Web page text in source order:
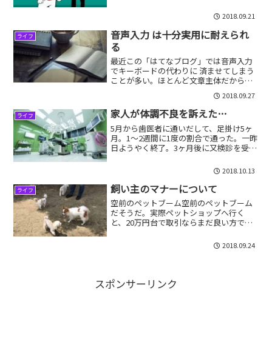
内で走ることです。少し自重して休めば
良かったものの、「サブ4」の記録が途絶
えたことが、悔しく...
2018.09.21
ライフ
音声入力 は十分実用に耐えられ
る
最近この「はてなブログ」では音声入力
でキーボードの代わりに 済ませてしまう
ことが多い。ほとんど文章主体だから。
そしてこれが結構役立ちます。 2018.09.27
ライフ 家人が体調不良を訴えた…
5月から歯医者に通いだして、足掛け5ヶ
月。1〜2週間に1度の割合で通った。一昨
日ようやく終了。3ヶ月後に又検診を受け
た。しかし最近家人が体調不良を訴える
様になった。何でも食事の時、胸がつか
える感じがあるらし...
2018.10.13
ライフ 飼い主のマナーについて
空前のペットブーム空前のペットブーム
だそうだ。実際ペットショップへ行く
と、20万円台で取引ならまだ良い方で、
の自動車市場並みやね苦（笑）実際私達
夫婦も去年の暮れにペットショップで購
2018.09.24
スポンサーリンク